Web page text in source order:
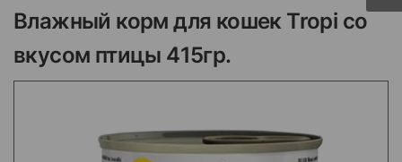
Влажный корм для кошек Tropi со
вкусом птицы 415гр.